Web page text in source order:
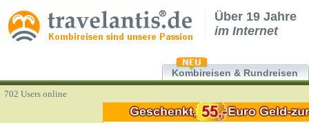
Über 19 Jahre
im Internet
Kombireisen & Rundreisen
702 Users online